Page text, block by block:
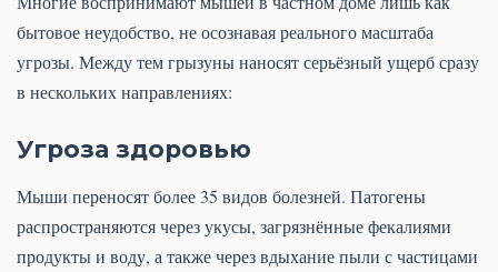
бытовое неудобство, не осознавая реального масштаба
угрозы. Между тем грызуны наносят серьёзный ущерб сразу
в нескольких направлениях:
Угроза здоровью
Мыши переносят более 35 видов болезней. Патогены
распространяются через укусы, загрязнённые фекалиями
продукты и воду, а также через вдыхание пыли с частицами